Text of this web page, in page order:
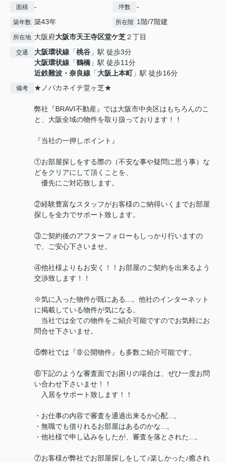
面積 - 坪数 -
築年数 築43年 所在階 1階/7階建
所在地 大阪府大阪市天王寺区堂ケ芝２丁目
交通 大阪環状線 「桃谷 」駅 徒歩3分
大阪環状線 「鶴橋 」駅 徒歩11分
近鉄難波・奈良線 「大阪上本町」駅 徒歩16分
備考 ★ノバカネイチ堂ヶ芝★
弊社『BRAVI不動産』では大阪市中央区はもちろんのこ
と、大阪全域の物件を取り扱っております！！
『当社の一押しポイント』
①お部屋探しをする際の（不安な事や疑問に思う事）な
どをクリアにして頂くことを、
優先にご対応致します。
②経験豊富なスタッフがお客様のご納得いくまでお部屋
探しを全力でサポート致します。
③ご契約後のアフターフォローもしっかり行いますの
で、ご安心下さいませ。
④他社様よりもお安く！！お部屋のご契約を出来るよう
交渉致します！！
※気に入った物件が既にある...。他社のインターネット
に掲載している物件が気になる。
当社では全ての物件をご紹介可能ですのでお気軽にお
問合せ下さいませ。
⑤弊社では『非公開物件』も多数ご紹介可能です。
⑥下記のような審査面でお困りの場合は、ぜひ一度お問
い合わせ下さいませ！！
入居をサポート致します！！
・お仕事の内容で審査を通過出来るか心配...。
・無職でも借りれるお部屋はあるのかな...。
・他社様で申し込みをしたが、審査を落とされた...。
⑦お客様が弊社でお部屋探しをして♪楽しかった♪癒され